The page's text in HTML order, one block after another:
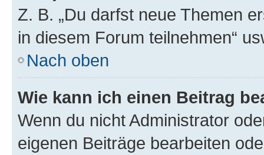
Z. B. „Du darfst neue Themen
in diesem Forum teilnehmen“
Nach oben
Wie kann ich einen Beitrag
Wenn du nicht Administrator
eigenen Beiträge bearbeiten